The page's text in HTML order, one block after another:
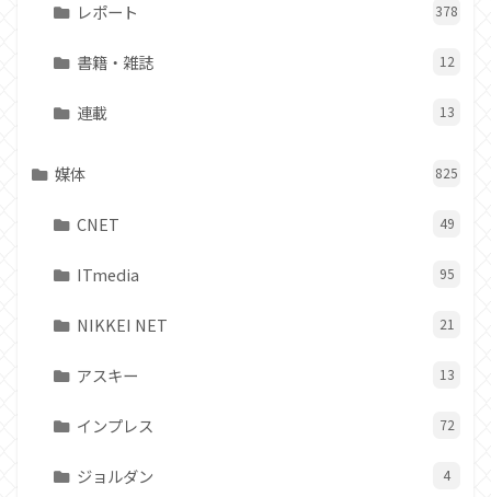
レポート 378
書籍・雑誌 12
連載 13
媒体 825
CNET 49
ITmedia 95
NIKKEI NET 21
アスキー 13
インプレス 72
ジョルダン 4